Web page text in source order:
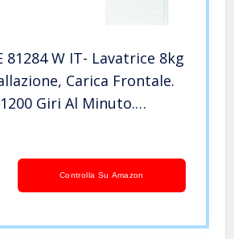
81284 W IT- Lavatrice 8kg
Carica Frontale.
Giri Al Minuto.
Profondità
Controlla Su Amazon